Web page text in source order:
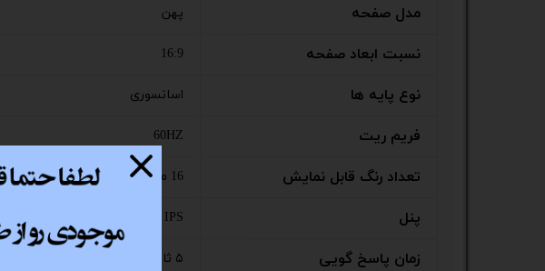
مدل صفحه پهن
نسبت ابعاد صفحه 16:9
نوع پایه ها اسانسوری
فریم ریت 60HZ
تعداد رنگ قابل نمایش 16 میلیون رنگ
پنل IPS
زمان پاسخ گویی ۵ ثانیه